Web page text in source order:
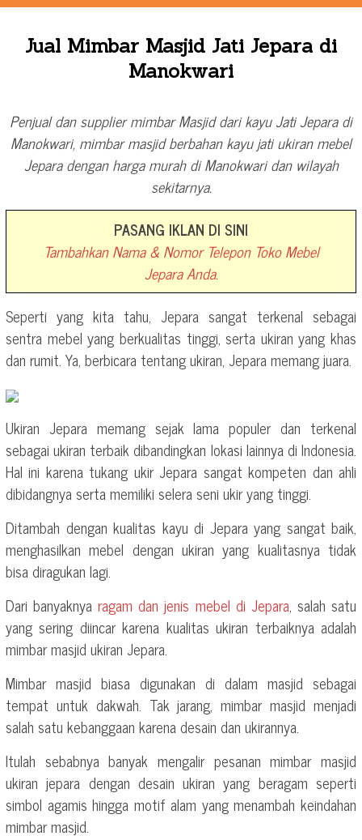
Jual Mimbar Masjid Jati Jepara di
Manokwari
Penjual dan supplier mimbar Masjid dari kayu Jati Jepara di
Manokwari, mimbar masjid berbahan kayu jati ukiran mebel
Jepara dengan harga murah di Manokwari dan wilayah
sekitarnya.
PASANG IKLAN DI SINI
Tambahkan Nama & Nomor Telepon Toko Mebel
Jepara Anda.
Seperti yang kita tahu, Jepara sangat terkenal sebagai
sentra mebel yang berkualitas tinggi, serta ukiran yang khas
dan rumit. Ya, berbicara tentang ukiran, Jepara memang juara.
Ukiran Jepara memang sejak lama populer dan terkenal
sebagai ukiran terbaik dibandingkan lokasi lainnya di Indonesia.
Hal ini karena tukang ukir Jepara sangat kompeten dan ahli
dibidangnya serta memiliki selera seni ukir yang tinggi.
Ditambah dengan kualitas kayu di Jepara yang sangat baik,
menghasilkan mebel dengan ukiran yang kualitasnya tidak
bisa diragukan lagi.
Dari banyaknyaragam dan jenis mebel di Jepara, salah satu
yang sering diincar karena kualitas ukiran terbaiknya adalah
mimbar masjid ukiran Jepara.
Mimbar masjid biasa digunakan di dalam masjid sebagai
tempat untuk dakwah. Tak jarang, mimbar masjid menjadi
salah satu kebanggaan karena desain dan ukirannya.
Itulah sebabnya banyak mengalir pesanan mimbar masjid
ukiran jepara dengan desain ukiran yang beragam seperti
simbol agamis hingga motif alam yang menambah keindahan
mimbar masjid.